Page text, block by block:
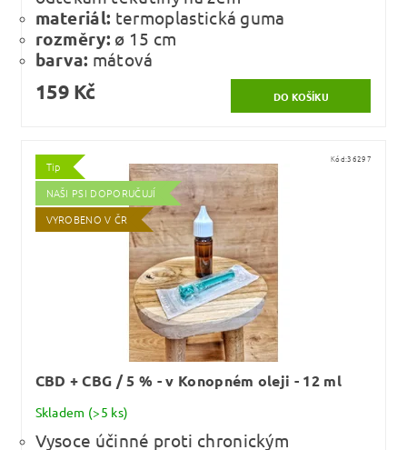
materiál: termoplastická guma
rozměry: ø 15 cm
barva: mátová
159 Kč
Tip
NAŠI PSI DOPORUČUJÍ
VYROBENO V ČR
Kód:36297
CBD + CBG / 5 % - v Konopném oleji - 12 ml
Skladem (>5 ks)
Vysoce účinné proti chronickým